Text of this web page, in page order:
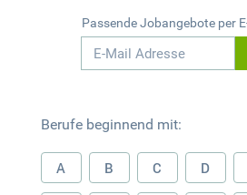
Passende Jobangebote per
Berufe beginnend mit:
A B C D